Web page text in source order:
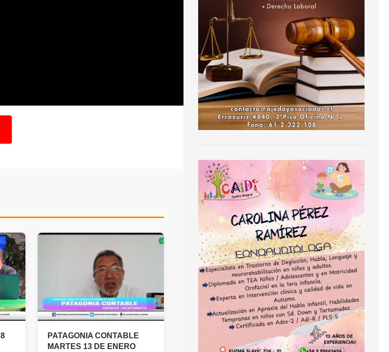
PATAGONIA CONTABLE
MARTES 13 DE ENERO